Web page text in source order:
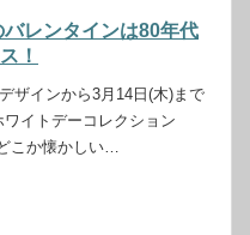
レンタインは80年代
！
ザインから3月14日(木)まで
イトデーコレクション
こか懐かしい…